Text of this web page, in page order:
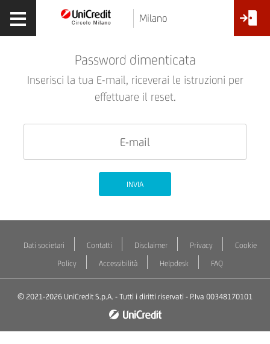
Milano
Password dimenticata
Inserisci la tua E-mail, riceverai le istruzioni per
effettuare il reset.
INVIA
Dati societari Contatti Disclaimer Privacy
Cookie
Policy
Accessibilità Helpdesk FAQ
© 2021-2026 UniCredit S.p.A. - Tutti i diritti riservati - P.Iva 00348170101